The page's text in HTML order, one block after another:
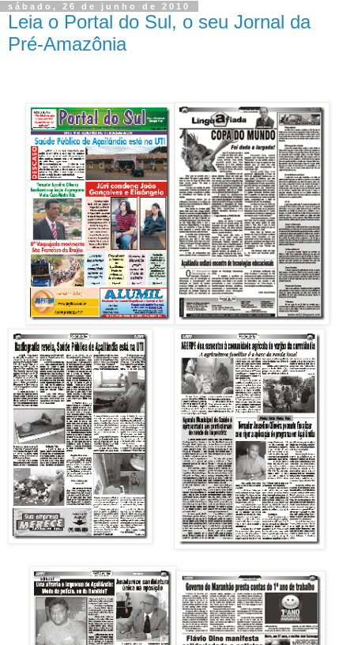
sábado, 26 de junho de 2010
Leia o Portal do Sul, o seu Jornal da
Pré-Amazônia